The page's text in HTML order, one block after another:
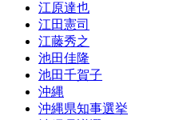
江原達也
江田憲司
江藤秀之
池田佳隆
池田千賀子
沖縄
沖縄県知事選挙